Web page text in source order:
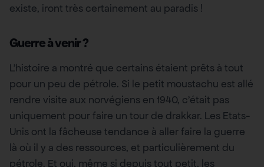
existe, iront très certainement au paradis !
Guerre à venir ?
L’histoire a montré que certains étaient prêts à tout
pour un peu de pétrole. Si le petit moustachu est allé
rendre visite aux norvégiens en 1940, c’était pas
uniquement pour faire un tour de drakkar. Les Etats-
Unis ont la fâcheuse tendance à aller faire la guerre
là où il y a des ressources, et particulièrement du
pétrole. Et oui, même si depuis tout petit, les